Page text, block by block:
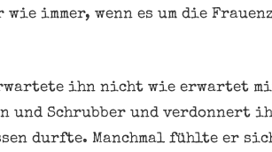
immer, wenn es um die
ihn nicht wie erwartet
und Schrubber und verdonnert
durfte. Manchmal fühlte er